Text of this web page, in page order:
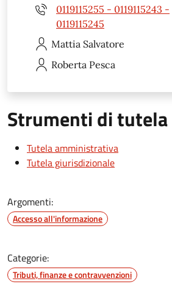
0119115255 - 0119115243 -
0119115245
Mattia Salvatore
Roberta Pesca
Strumenti di tutela
Tutela amministrativa
Tutela giurisdizionale
Argomenti:
Accesso all'informazione
Categorie:
Tributi, finanze e contravvenzioni